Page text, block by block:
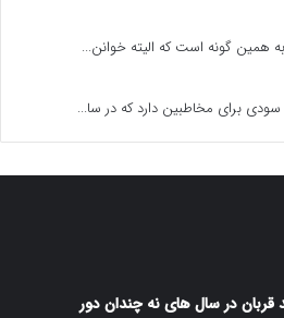
همین گونه است که الیته خوانن...
برای مخاطبین دارد که در سا...
قربان در سال های نه چندان دور